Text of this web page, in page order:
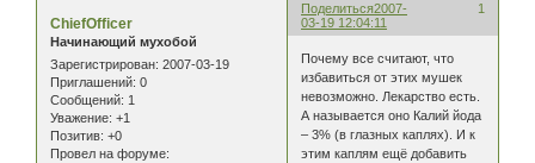
Поделиться 1
2007-
03-19 12:04:11
ChiefOfficer
Начинающий мухобой
Зарегистрирован: 2007-03-19
Приглашений: 0
Сообщений: 1
Уважение: +1
Позитив: +0
Провел на форуме:
Почему все считают, что
избавиться от этих мушек
невозможно. Лекарство есть.
А называется оно Калий йода
– 3% (в глазных каплях). И к
этим каплям ещё добавить